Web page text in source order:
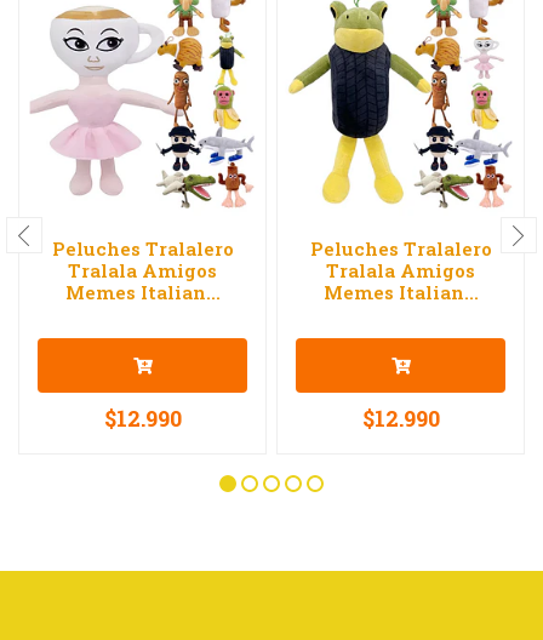
Peluches Tralalero
Tralala Amigos
Memes Italian...
$12.990
Peluches Tralalero
Tralala Amigos
Memes Italian...
$12.990